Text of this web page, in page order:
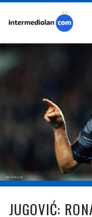
fot. © inter.it
JUGOVIĆ: